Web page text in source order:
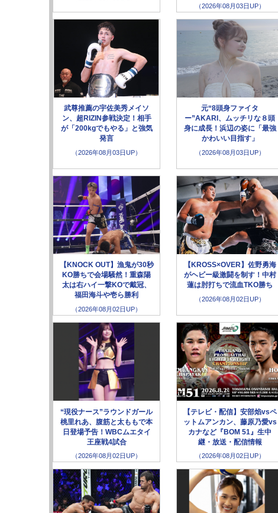
（2026年08月03日UP）
武尊推薦の宇佐美秀メイソ
ン、超RIZIN参戦決定！相手
が「200kgでもやる」と強気
発言
（2026年08月03日UP）
元“8頭身ファイタ
ー”AKARI、ムッチリな８頭
身に成長！浜辺の姿に「最強
かわいい目指す」
（2026年08月03日UP）
【KNOCK OUT】漁鬼が30秒
KO勝ちで会場騒然！重森陽
太は右ハイ一撃KOで戴冠、
福田海斗や壱ら勝利
（2026年08月02日UP）
【KROSS×OVER】佐野勇海
がヘビー級激闘を制す！中村
蓮は肘打ちで流血TKO勝ち
（2026年08月02日UP）
“現役ナース”ラウンドガール
桃里れあ、腹筋と太ももで本
日登場予告！WBCムエタイ
王座戦4試合
（2026年08月02日UP）
【テレビ・配信】安部焰vsペ
ットムアンカン、藤原乃愛vs
カナなど『BOM 51』生中
継・放送・配信情報
（2026年08月02日UP）